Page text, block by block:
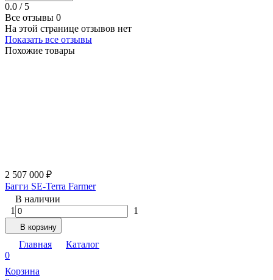
0.0 / 5
Все отзывы 0
На этой странице отзывов нет
Показать все отзывы
Похожие товары
2 507 000 ₽
Багги SE-Terra Farmer
В наличии
1
1
В корзину
Главная
Каталог
0
Корзина